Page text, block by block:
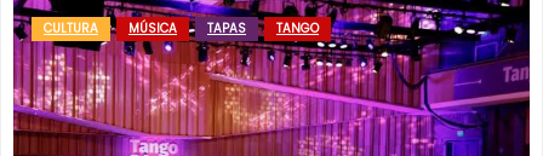
CULTURA MÚSICA TAPAS TANGO